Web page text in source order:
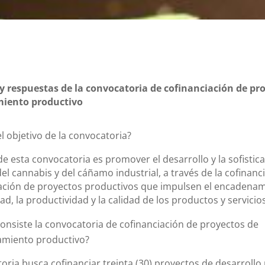
respuestas de la convocatoria de cofinanciación de
productivo
objetivo de la convocatoria?
esta convocatoria es promover el desarrollo y la
cannabis y del cáñamo industrial, a través de la
de proyectos productivos que impulsen el
la productividad y la calidad de los productos y
la convocatoria de cofinanciación de proyectos de
productivo?